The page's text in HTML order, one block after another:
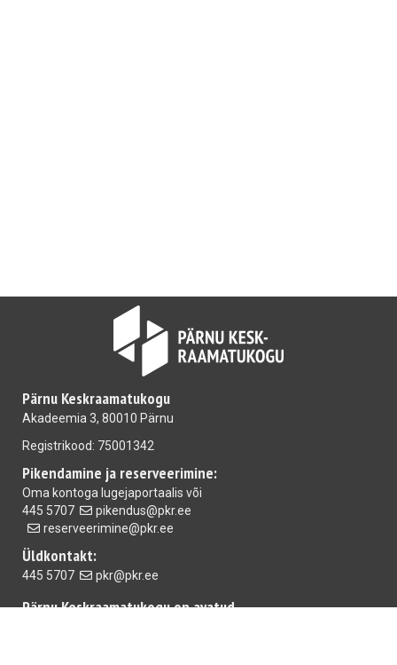
Pärnu Keskraamatukogu
Akadeemia 3, 80010 Pärnu
Registrikood: 75001342
Pikendamine ja reserveerimine:
Oma kontoga lugejaportaalis või
445 5707
pikendus@pkr.ee
reserveerimine@pkr.ee
Üldkontakt:
445 5707 pkr@pkr.ee
Pärnu Keskraamatukogu on avatud